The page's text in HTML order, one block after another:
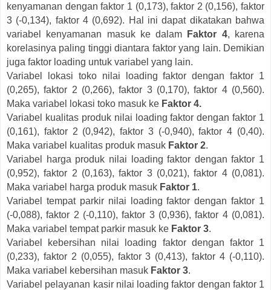
kenyamanan dengan faktor 1 (0,173), faktor 2 (0,156), faktor
3 (-0,134), faktor 4 (0,692). Hal ini dapat dikatakan bahwa
variabel kenyamanan masuk ke dalam
Faktor 4, karena
korelasinya paling tinggi diantara faktor yang lain. Demikian
juga faktor loading untuk variabel yang lain.
Variabel lokasi toko nilai loading faktor dengan faktor 1
(0,265), faktor 2 (0,266), faktor 3 (0,170), faktor 4 (0,560).
Maka variabel lokasi toko masuk ke Faktor 4.
Variabel kualitas produk nilai loading faktor dengan faktor 1
(0,161), faktor 2 (0,942), faktor 3 (-0,940), faktor 4 (0,40).
Maka variabel kualitas produk masuk Faktor 2.
Variabel harga produk nilai loading faktor dengan faktor 1
(0,952), faktor 2 (0,163), faktor 3 (0,021), faktor 4 (0,081).
Maka variabel harga produk masuk Faktor 1.
Variabel tempat parkir nilai loading faktor dengan faktor 1
(-0,088), faktor 2 (-0,110), faktor 3 (0,936), faktor 4 (0,081).
Maka variabel tempat parkir masuk ke Faktor 3.
Variabel kebersihan nilai loading faktor dengan faktor 1
(0,233), faktor 2 (0,055), faktor 3 (0,413), faktor 4 (-0,110).
Maka variabel kebersihan masuk Faktor 3.
Variabel pelayanan kasir nilai loading faktor dengan faktor 1